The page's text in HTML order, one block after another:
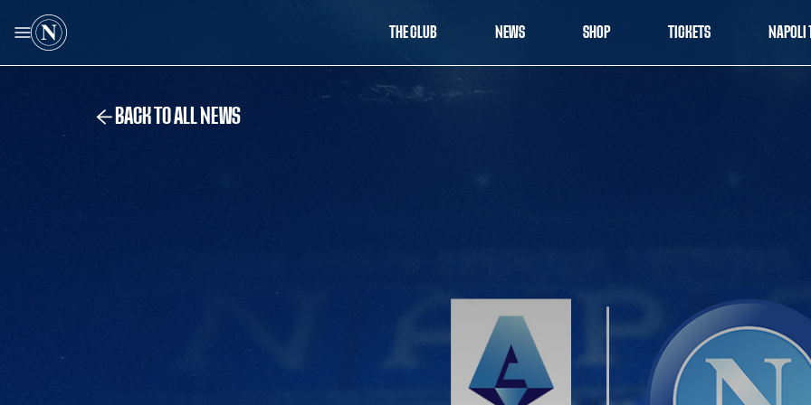
THE CLUB NEWS SHOP TICKETS NAPOLI
BACK TO ALL NEWS